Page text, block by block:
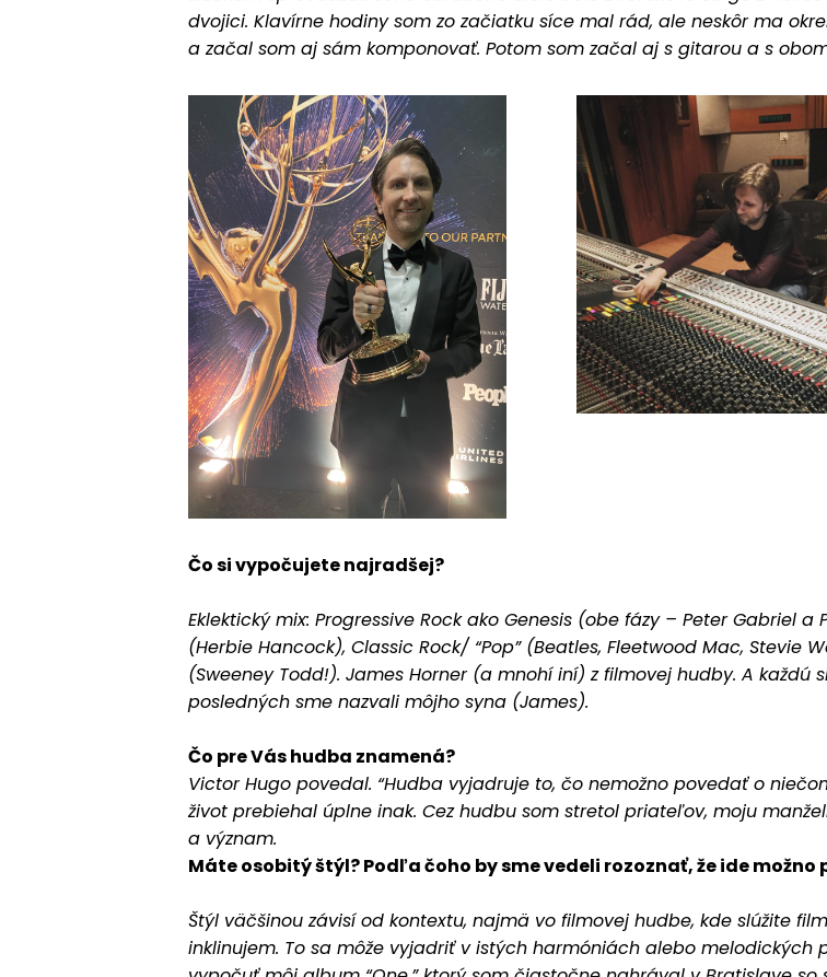
dvojici. Klavírne hodiny som zo začiatku síce mal rád, ale neskôr ma
a začal som aj sám komponovať. Potom som začal aj s gitarou a s
Čo si vypočujete najradšej?
Eklektický mix: Progressive Rock ako Genesis (obe fázy – Peter Gabriel a
(Herbie Hancock), Classic Rock/ “Pop” (Beatles, Fleetwood Mac, Stevie
(Sweeney Todd!). James Horner (a mnohí iní) z filmovej hudby. A každú
posledných sme nazvali môjho syna (James).
Čo pre Vás hudba znamená?
Victor Hugo povedal. “Hudba vyjadruje to, čo nemožno povedať o
život prebiehal úplne inak. Cez hudbu som stretol priateľov, moju
a význam.
Máte osobitý štýl? Podľa čoho by sme vedeli rozoznať, že ide možno
Štýl väčšinou závisí od kontextu, najmä vo filmovej hudbe, kde slúžite
inklinujem. To sa môže vyjadriť v istých harmóniách alebo melodických